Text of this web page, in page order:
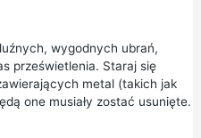
wygodnych ubrań,
prześwietlenia. Staraj się
metal (takich jak
one musiały zostać usunięte.